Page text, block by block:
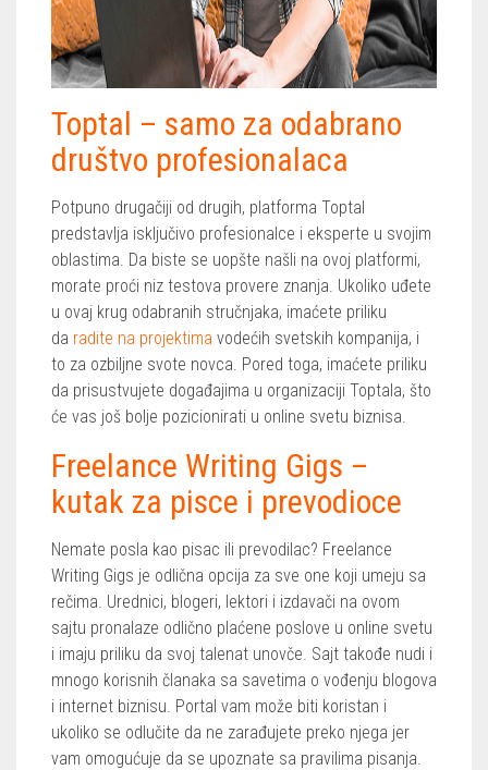
Toptal – samo za odabrano
društvo profesionalaca
Potpuno drugačiji od drugih, platforma Toptal
predstavlja isključivo profesionalce i eksperte u svojim
oblastima. Da biste se uopšte našli na ovoj platformi,
morate proći niz testova provere znanja. Ukoliko uđete
u ovaj krug odabranih stručnjaka, imaćete priliku
da radite na projektima vodećih svetskih kompanija, i
to za ozbiljne svote novca. Pored toga, imaćete priliku
da prisustvujete događajima u organizaciji Toptala, što
će vas još bolje pozicionirati u online svetu biznisa.
Freelance Writing Gigs –
kutak za pisce i prevodioce
Nemate posla kao pisac ili prevodilac? Freelance
Writing Gigs je odlična opcija za sve one koji umeju sa
rečima. Urednici, blogeri, lektori i izdavači na ovom
sajtu pronalaze odlično plaćene poslove u online svetu
i imaju priliku da svoj talenat unovče. Sajt takođe nudi i
mnogo korisnih članaka sa savetima o vođenju blogova
i internet biznisu. Portal vam može biti koristan i
ukoliko se odlučite da ne zarađujete preko njega jer
vam omogućuje da se upoznate sa pravilima pisanja.